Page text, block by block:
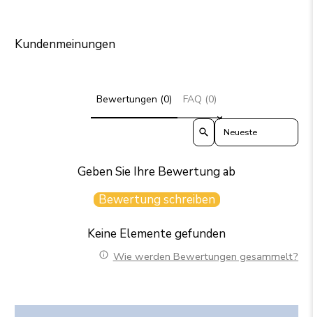
Kundenmeinungen
Bewertungen (0) FAQ (0)
Sort reviews by
Geben Sie Ihre Bewertung ab
Bewertung schreiben
Keine Elemente gefunden
Wie werden Bewertungen gesammelt?